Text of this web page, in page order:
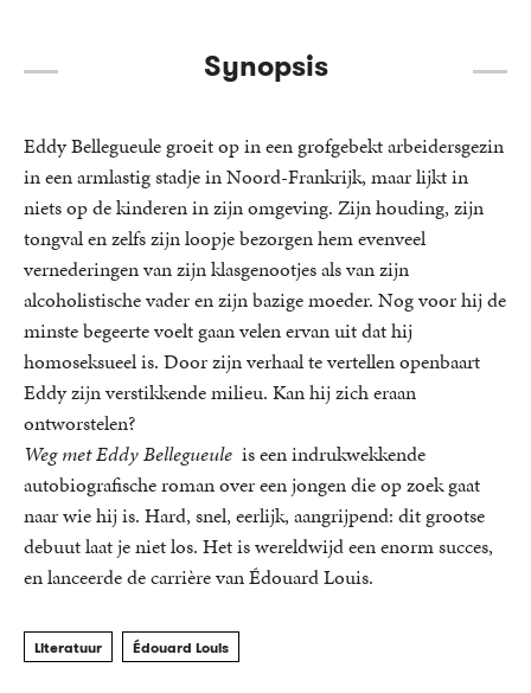
Synopsis
Eddy Bellegueule groeit op in een grofgebekt arbeidersgezin
in een armlastig stadje in Noord-Frankrijk, maar lijkt in
niets op de kinderen in zijn omgeving. Zijn houding, zijn
tongval en zelfs zijn loopje bezorgen hem evenveel
vernederingen van zijn klasgenootjes als van zijn
alcoholistische vader en zijn bazige moeder. Nog voor hij de
minste begeerte voelt gaan velen ervan uit dat hij
homoseksueel is. Door zijn verhaal te vertellen openbaart
Eddy zijn verstikkende milieu. Kan hij zich eraan
ontworstelen?
Weg met Eddy Bellegueule is een indrukwekkende
autobiografische roman over een jongen die op zoek gaat
naar wie hij is. Hard, snel, eerlijk, aangrijpend: dit grootse
debuut laat je niet los. Het is wereldwijd een enorm succes,
en lanceerde de carrière van Édouard Louis.
Literatuur Édouard Louis